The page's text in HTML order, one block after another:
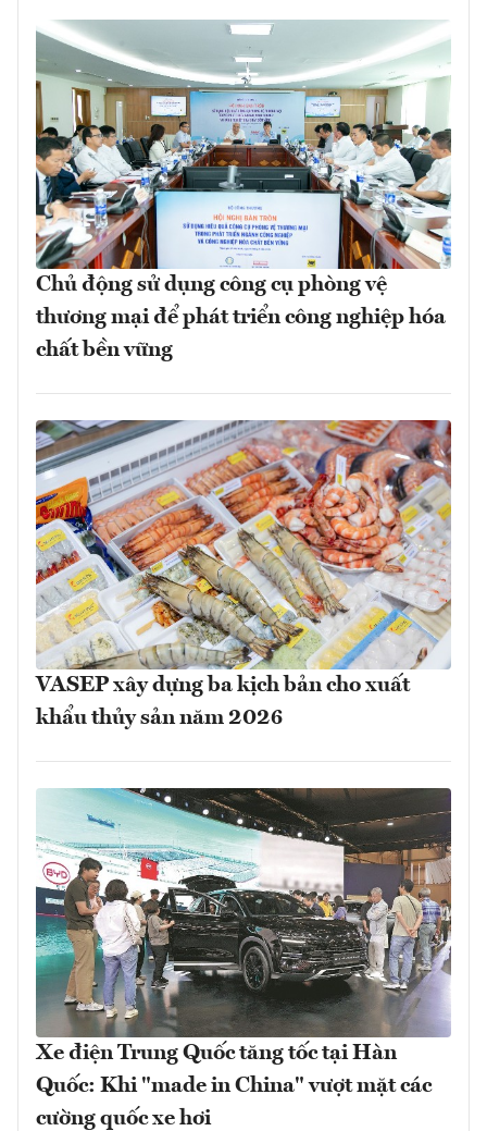
Chủ động sử dụng công cụ phòng vệ
thương mại để phát triển công nghiệp hóa
chất bền vững
VASEP xây dựng ba kịch bản cho xuất
khẩu thủy sản năm 2026
Xe điện Trung Quốc tăng tốc tại Hàn
Quốc: Khi "made in China" vượt mặt các
cường quốc xe hơi